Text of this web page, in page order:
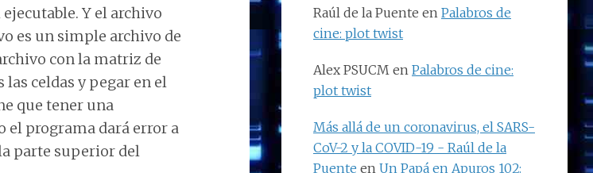
Y el archivo
es un simple archivo de
con la matriz de
celdas y pegar en el
que tener una
el programa dará error a
parte superior del
Raúl de la Puente en Palabros de
cine: plot twist
Alex PSUCM en Palabros de cine:
plot twist
Más allá de un coronavirus, el SARS-
CoV-2 y la COVID-19 - Raúl de la
Puente en Un Papá en Apuros 102: